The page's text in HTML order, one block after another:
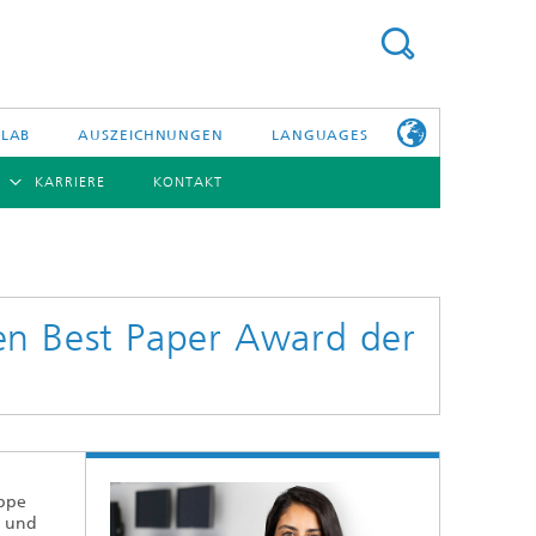
AUSZEICHNUNGEN LANGUAGES
Technologie und Infrastruktur
Faseroptische Sensorsysteme
KARRIERE
INFOS ZUM
ARBEITGEBER
KONTAKT
Best Paper Award der
und